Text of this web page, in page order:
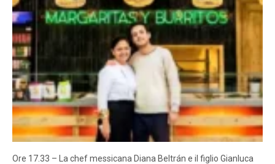
Ore 17.33 – La chef messicana Diana Beltrán e il figlio Gianluca